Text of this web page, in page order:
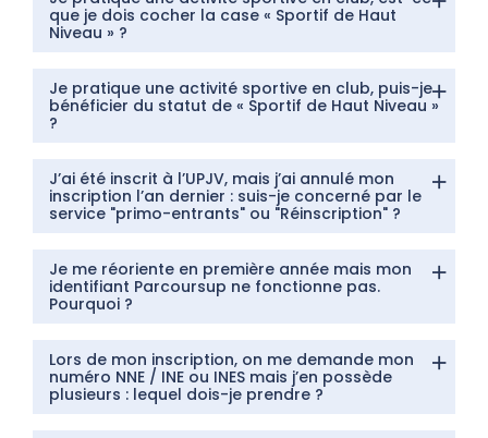
que je dois cocher la case « Sportif de Haut
Niveau » ?
Je pratique une activité sportive en club, puis-je
bénéficier du statut de « Sportif de Haut Niveau »
?
J’ai été inscrit à l’UPJV, mais j’ai annulé mon
inscription l’an dernier : suis-je concerné par le
service "primo-entrants" ou "Réinscription" ?
Je me réoriente en première année mais mon
identifiant Parcoursup ne fonctionne pas.
Pourquoi ?
Lors de mon inscription, on me demande mon
numéro NNE / INE ou INES mais j’en possède
plusieurs : lequel dois-je prendre ?